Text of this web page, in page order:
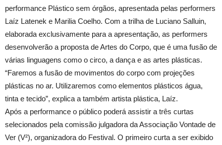
performance Plástico sem órgãos, apresentada pelas performers
Laíz Latenek e Marilia Coelho. Com a trilha de Luciano Salluin,
elaborada exclusivamente para a apresentação, as performers
desenvolverão a proposta de Artes do Corpo, que é uma fusão de
várias linguagens como o circo, a dança e as artes plásticas.
“Faremos a fusão de movimentos do corpo com projeções
plásticas no ar. Utilizaremos como elementos plásticos água,
tinta e tecido”, explica a também artista plástica, Laíz.
Após a performance o público poderá assistir a três curtas
selecionados pela comissão julgadora da Associação Vontade de
Ver (V²), organizadora do Festival. O primeiro curta a ser exibido